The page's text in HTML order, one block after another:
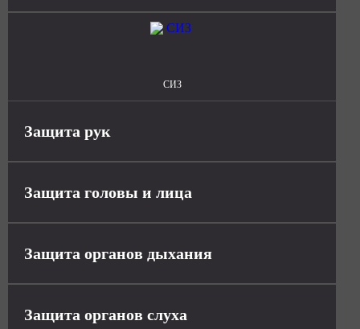
СИЗ
Защита рук
Защита головы и лица
Защита органов дыхания
Защита органов слуха